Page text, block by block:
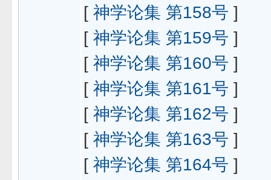
[ 神学论集 第158号 ]
[ 神学论集 第159号 ]
[ 神学论集 第160号 ]
[ 神学论集 第161号 ]
[ 神学论集 第162号 ]
[ 神学论集 第163号 ]
[ 神学论集 第164号 ]